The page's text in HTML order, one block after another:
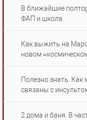
В ближайшие
ФАП и школа
Как выжить на
новом
Полезно знать.
связаны с
2 дома и баня. В